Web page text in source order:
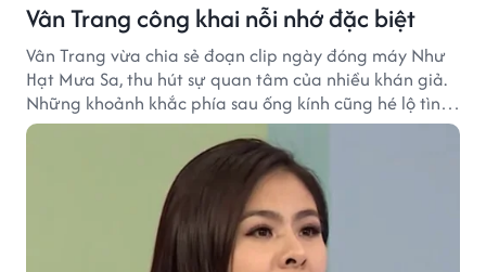
Vân Trang công khai nỗi nhớ đặc biệt
Vân Trang vừa chia sẻ đoạn clip ngày đóng máy Như
Hạt Mưa Sa, thu hút sự quan tâm của nhiều khán giả.
Những khoảnh khắc phía sau ống kính cũng hé lộ tình
cảm đặc biệt mà nữ diễn viên dành cho ê-kíp bộ phim.